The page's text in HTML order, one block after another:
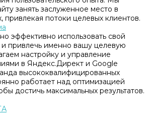
занять заслуженное место в
привлекая потоки целевых клиентов.
эффективно использовать свой
привлечь именно вашу целевую
настройку и управление
в Яндекс.Директ и Google
высококвалифицированных
работает над оптимизацией
достичь максимальных результатов.